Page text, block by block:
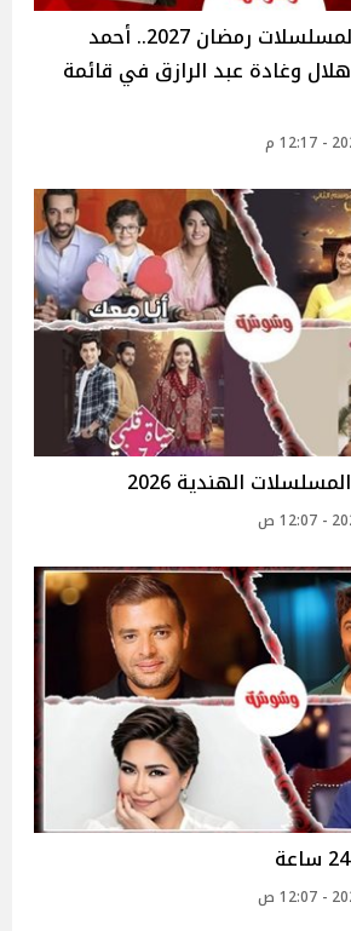
القائمة المبدئية لمسلسلات رمضان 2027.. أحمد
وغادة عبد الرازق في قائمة
الهندية 2026